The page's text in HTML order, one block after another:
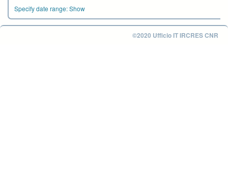
Specify date range:Show
©2020 Ufficio IT IRCRES CNR